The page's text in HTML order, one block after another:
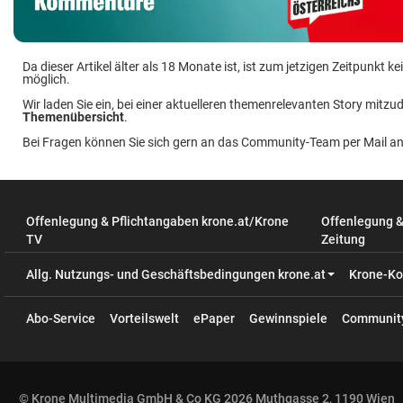
Da dieser Artikel älter als 18 Monate ist, ist zum jetzigen Zeitpunkt
möglich.
Wir laden Sie ein, bei einer aktuelleren themenrelevanten Story
Themenübersicht.
Bei Fragen können Sie sich gern an das Community-Team per Mail
Offenlegung & Pflichtangaben krone.at/Krone
TV
Offenlegung
Zeitung
Allg. Nutzungs- und Geschäftsbedingungen krone.at Krone-
Abo-Service Vorteilswelt ePaper Gewinnspiele
© Krone Multimedia GmbH & Co KG 2026 Muthgasse 2, 1190 Wien